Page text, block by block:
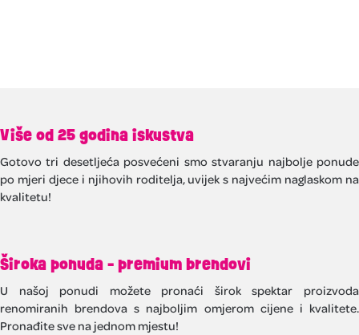
Više od 25 godina iskustva
Gotovo tri desetljeća posvećeni smo stvaranju najbolje ponude
po mjeri djece i njihovih roditelja, uvijek s najvećim naglaskom na
kvalitetu!
Široka ponuda - premium brendovi
U našoj ponudi možete pronaći širok spektar proizvoda
renomiranih brendova s najboljim omjerom cijene i kvalitete.
Pronađite sve na jednom mjestu!